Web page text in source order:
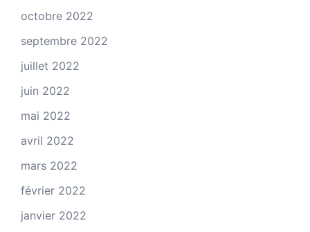
octobre 2022
septembre 2022
juillet 2022
juin 2022
mai 2022
avril 2022
mars 2022
février 2022
janvier 2022